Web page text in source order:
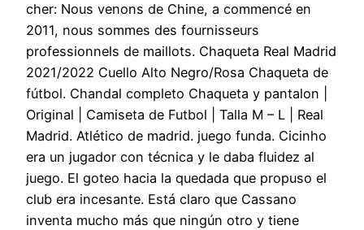
cher: Nous venons de Chine, a commencé en
2011, nous sommes des fournisseurs
professionnels de maillots. Chaqueta Real Madrid
2021/2022 Cuello Alto Negro/Rosa Chaqueta de
fútbol. Chandal completo Chaqueta y pantalon |
Original | Camiseta de Futbol | Talla M – L | Real
Madrid. Atlético de madrid. juego funda. Cicinho
era un jugador con técnica y le daba fluidez al
juego. El goteo hacia la quedada que propuso el
club era incesante. Está claro que Cassano
inventa mucho más que ningún otro y tiene